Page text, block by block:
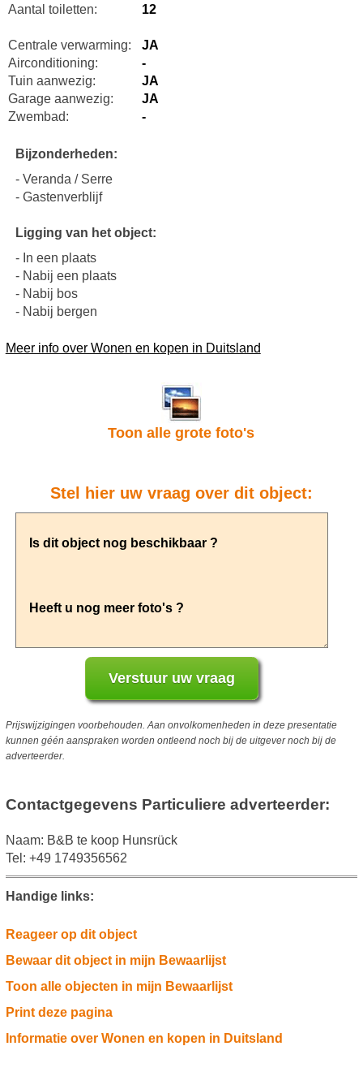
Aantal toiletten:
12
Centrale verwarming:
JA
Airconditioning:
-
Tuin aanwezig:
JA
Garage aanwezig:
JA
Zwembad:
-
Bijzonderheden:
- Veranda / Serre
- Gastenverblijf
Ligging van het object:
- In een plaats
- Nabij een plaats
- Nabij bos
- Nabij bergen
Meer info over Wonen en kopen in Duitsland
Toon alle grote foto's
Stel hier uw vraag over dit object:
Prijswijzigingen voorbehouden. Aan onvolkomenheden in deze presentatie
kunnen géén aanspraken worden ontleend noch bij de uitgever noch bij de
adverteerder.
Contactgegevens Particuliere adverteerder:
Naam: B&B te koop Hunsrück
Tel: +49 1749356562
Handige links:
Reageer op dit object
Bewaar dit object in mijn Bewaarlijst
Toon alle objecten in mijn Bewaarlijst
Print deze pagina
Informatie over Wonen en kopen in Duitsland